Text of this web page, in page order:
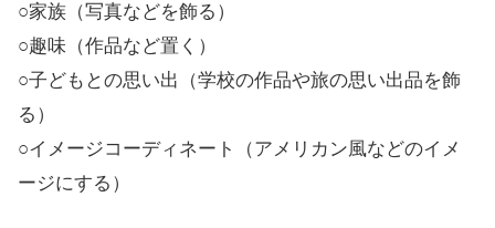
○家族（写真などを飾る）
○趣味（作品など置く）
○子どもとの思い出（学校の作品や旅の思い出品を飾
る）
○イメージコーディネート（アメリカン風などのイメ
ージにする）